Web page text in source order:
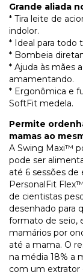
Grande aliada
* Tira leite de
indolor.
* Ideal para todo
* Bombeia
* Ajuda às mães
amamentando.
* Ergonômica e
SoftFit medela.
Permite
mamas ao
A Swing Maxi™
pode ser
até 6 sessões
PersonalFit
de cientistas
desenhado para
formato de seio,
mamários por
até a mama. O
na média 18% a
com um extrator